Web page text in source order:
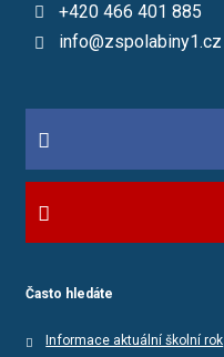
+420 466 401 885
info@zspolabiny1.cz
Často hledáte
Informace aktuální školní rok